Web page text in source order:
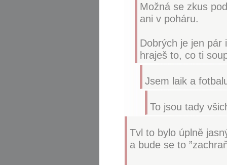
Možná se zkus
ani v poháru.
Dobrých je jen pár
hraješ to, co ti
Jsem laik a
To jsou tady
Tvl to bylo úplně
a bude se to